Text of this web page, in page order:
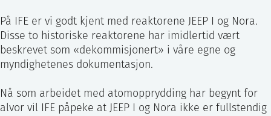
På IFE er vi godt kjent med reaktorene JEEP I og Nora.
Disse to historiske reaktorene har imidlertid vært
beskrevet som «dekommisjonert» i våre egne og
myndighetenes dokumentasjon.
Nå som arbeidet med atomopprydding har begynt for
alvor vil IFE påpeke at JEEP I og Nora ikke er fullstendig